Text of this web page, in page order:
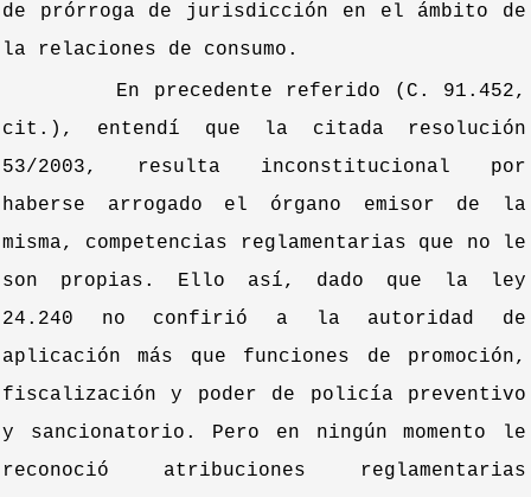
de prórroga de jurisdicción en el ámbito de
la relaciones de consumo.
En precedente referido (C. 91.452,
cit.), entendí que la citada resolución
53/2003, resulta inconstitucional por
haberse arrogado el órgano emisor de la
misma, competencias reglamentarias que no le
son propias. Ello así, dado que la ley
24.240 no confirió a la autoridad de
aplicación más que funciones de promoción,
fiscalización y poder de policía preventivo
y sancionatorio. Pero en ningún momento le
reconoció atribuciones reglamentarias